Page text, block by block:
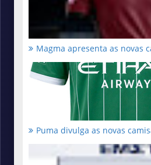
Magma apresenta as novas
Puma divulga as novas